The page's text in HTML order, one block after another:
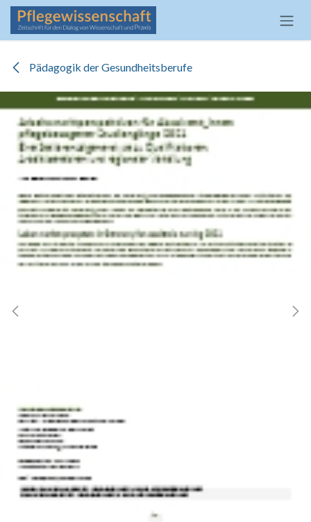
Zum Inhalt springen
Pädagogik der Gesundheitsberufe